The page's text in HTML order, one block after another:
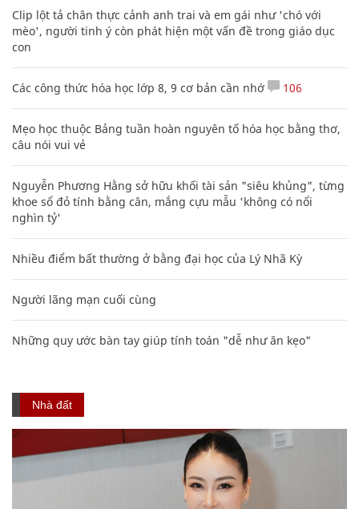
Clip lột tả chân thực cảnh anh trai và em gái như 'chó với
mèo', người tinh ý còn phát hiện một vấn đề trong giáo dục
con
Các công thức hóa học lớp 8, 9 cơ bản cần nhớ 106
Mẹo học thuộc Bảng tuần hoàn nguyên tố hóa học bằng thơ,
câu nói vui vẻ
Nguyễn Phương Hằng sở hữu khối tài sản "siêu khủng", từng
khoe sổ đỏ tính bằng cân, mắng cựu mẫu 'không có nổi
nghìn tỷ'
Nhiều điểm bất thường ở bằng đại học của Lý Nhã Kỳ
Người lãng mạn cuối cùng
Những quy ước bàn tay giúp tính toán "dễ như ăn kẹo"
Nhà đất